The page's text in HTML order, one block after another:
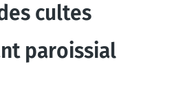
cultes
paroissial